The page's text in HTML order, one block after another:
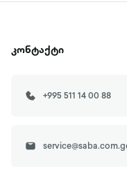
კონტაქტი
+995 511 14 00 88